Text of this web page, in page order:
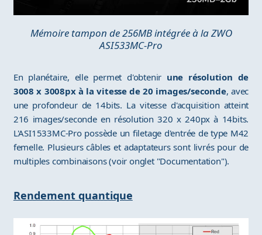
Mémoire tampon de 256MB intégrée à la ZWO
ASI533MC-Pro
En planétaire, elle permet d'obtenir une résolution de
3008 x 3008px à la vitesse de 20 images/seconde, avec
une profondeur de 14bits. La vitesse d'acquisition atteint
216 images/seconde en résolution 320 x 240px à 14bits.
L'ASI1533MC-Pro possède un filetage d'entrée de type M42
femelle. Plusieurs câbles et adaptateurs sont livrés pour de
multiples combinaisons (voir onglet "Documentation").
Rendement quantique